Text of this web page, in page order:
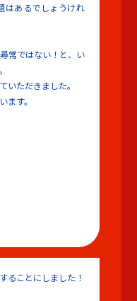
はあるでしょうけれ
常ではない！と、い
いただきました。
ます。
ることにしました！